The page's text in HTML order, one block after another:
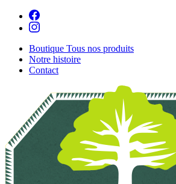
Boutique Tous nos produits
Notre histoire
Contact